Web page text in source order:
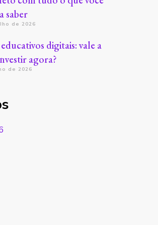
saber
de 2026
digitais: vale a
agora?
de 2026